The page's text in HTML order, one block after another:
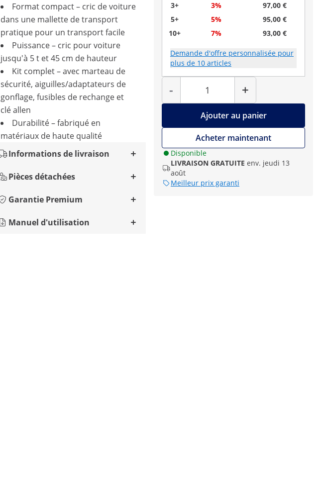
3+
3%
97,00 €
5+
5%
95,00 €
10+
7% 93,00 €
Demande d'offre personnalisée pour
plus de 10 articles
-
Quantité
+
Ajouter au panier
Acheter maintenant
Disponible
LIVRAISON GRATUITE env. jeudi 13
août
Meilleur prix garanti
Format compact – cric de voiture
dans une mallette de transport
pratique pour un transport facile
Puissance – cric pour voiture
jusqu'à 5 t et 45 cm de hauteur
Kit complet – avec marteau de
sécurité, aiguilles/adaptateurs de
gonflage, fusibles de rechange et
clé allen
Durabilité – fabriqué en
matériaux de haute qualité
Informations de livraison
Pièces détachées
Garantie Premium
Manuel d'utilisation